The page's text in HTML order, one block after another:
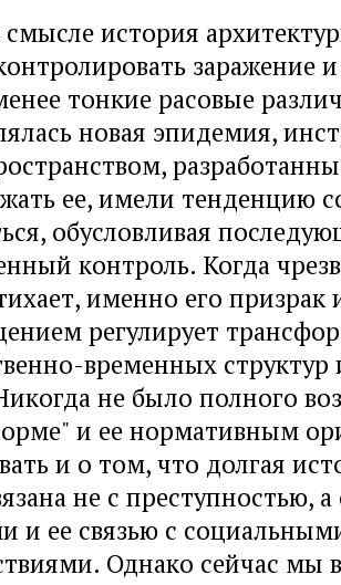
история
заражение
тонкие расовые
новая эпидемия,
ее, имели тенденцию
обусловливая
контроль. Когда
именно его призрак
регулирует
временных структур
не было полного
и ее нормативным
и о том, что долгая
не с преступностью, а
и ее связью с
Однако сейчас мы